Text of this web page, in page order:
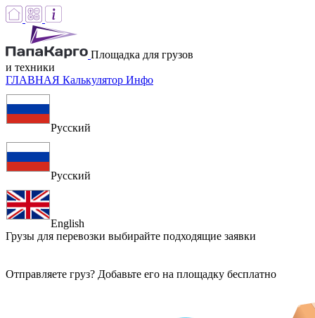
Площадка для грузов
и техники
ГЛАВНАЯ Калькулятор Инфо
Русский
Русский
English
Грузы для перевозки выбирайте подходящие заявки
Отправляете груз? Добавьте его на площадку бесплатно